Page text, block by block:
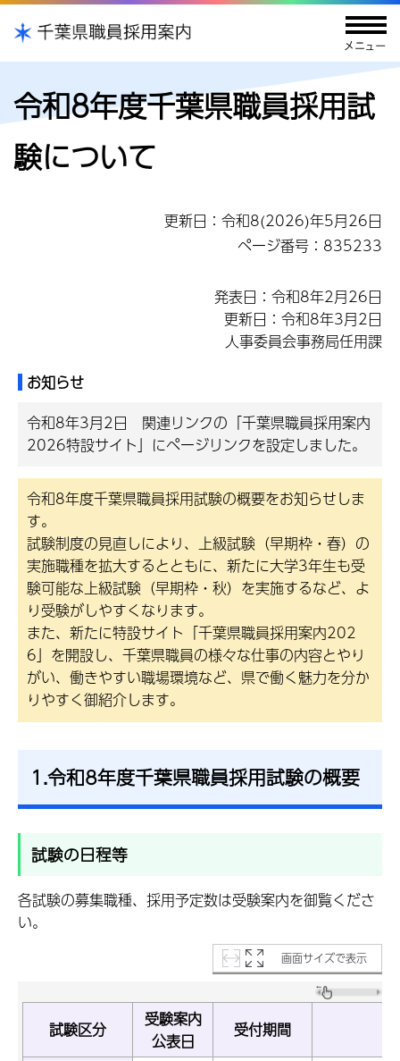
令和8年度千葉県職員採用試
験について
更新日：令和8(2026)年5月26日
ページ番号：835233
発表日：令和8年2月26日
更新日：令和8年3月2日
人事委員会事務局任用課
お知らせ
令和8年3月2日 関連リンクの「千葉県職員採用案内
2026特設サイト」にページリンクを設定しました。
令和8年度千葉県職員採用試験の概要をお知らせしま
す。
試験制度の見直しにより、上級試験（早期枠・春）の
実施職種を拡大するとともに、新たに大学3年生も受
験可能な上級試験（早期枠・秋）を実施するなど、よ
り受験がしやすくなります。
また、新たに特設サイト「千葉県職員採用案内202
6」を開設し、千葉県職員の様々な仕事の内容とやり
がい、働きやすい職場環境など、県で働く魅力を分か
りやすく御紹介します。
1.令和8年度千葉県職員採用試験の概要
試験の日程等
各試験の募集職種、採用予定数は受験案内を御覧くださ
い。
画面サイズで表示
試験区分
受験案内
公表日
受付期間